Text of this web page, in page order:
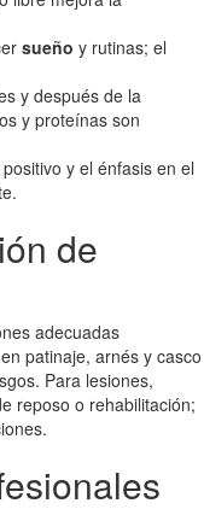
sueño y rutinas; el
y después de la
y proteínas son
y el énfasis en el
de
adecuadas
patinaje, arnés y casco
Para lesiones,
reposo o rehabilitación;